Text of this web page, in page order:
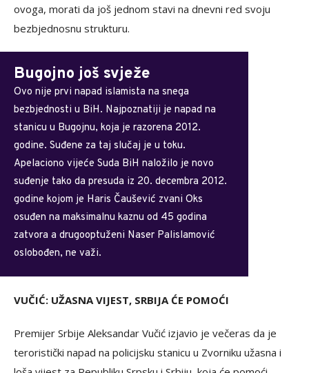
ovoga, morati da još jednom stavi na dnevni red svoju
bezbjednosnu strukturu.
Bugojno još svježe
Ovo nije prvi napad islamista na snega
bezbjednosti u BiH. Najpoznatiji je napad na
stanicu u Bugojnu, koja je razorena 2012.
godine. Suđene za taj slučaj je u toku.
Apelaciono vijeće Suda BiH naložilo je novo
suđenje tako da presuda iz 20. decembra 2012.
godine kojom je Haris Čaušević zvani Oks
osuđen na maksimalnu kaznu od 45 godina
zatvora a drugooptuženi Naser Palislamović
oslobođen, ne važi.
VUČIĆ: UŽASNA VIJEST, SRBIJA ĆE POMOĆI
Premijer Srbije Aleksandar Vučić izjavio je večeras da je
teroristički napad na policijsku stanicu u Zvorniku užasna i